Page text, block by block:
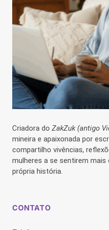
Criadora do ZakZuk (antigo
mineira e apaixonada por
compartilho vivências,
mulheres a se sentirem
própria história.
CONTATO